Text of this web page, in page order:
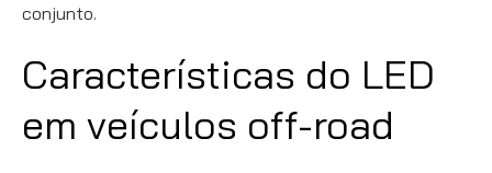
conjunto.
Características do LED
em veículos off-road